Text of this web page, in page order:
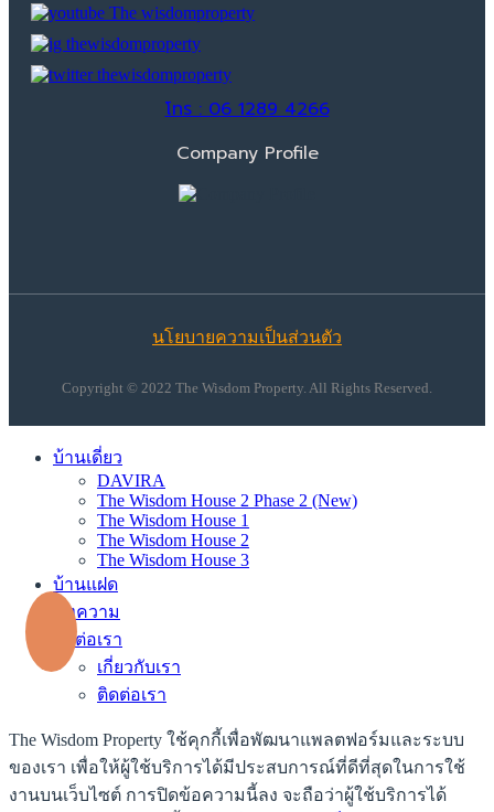
โทร : 06 1289 4266
Company Profile
นโยบายความเป็นส่วนตัว
Copyright © 2022 The Wisdom Property. All Rights Reserved.
บ้านเดี่ยว
DAVIRA
The Wisdom House 2 Phase 2 (New)
The Wisdom House 1
The Wisdom House 2
The Wisdom House 3
บ้านแฝด
บทความ
ติดต่อเรา
เกี่ยวกับเรา
ติดต่อเรา
The Wisdom Property ใช้คุกกี้เพื่อพัฒนาแพลตฟอร์มและระบบ
ของเรา เพื่อให้ผู้ใช้บริการได้มีประสบการณ์ที่ดีที่สุดในการใช้
งานบนเว็บไซต์ การปิดข้อความนี้ลง จะถือว่าผู้ใช้บริการได้